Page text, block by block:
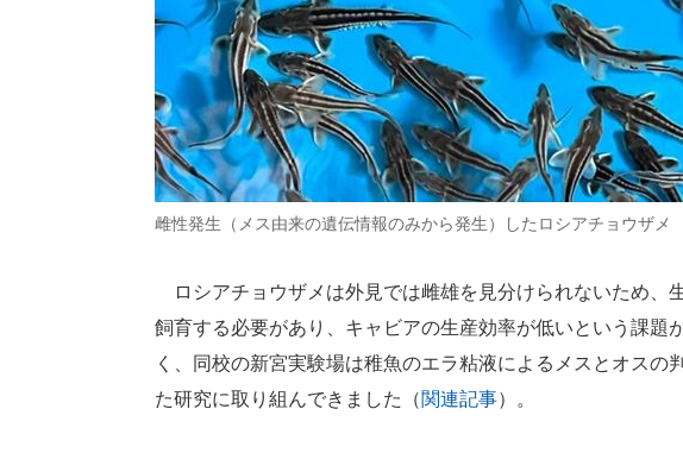
雌性発生（メス由来の遺伝情報のみから発生）したロシアチョウザメ
ロシアチョウザメは外見では雌雄を見分けられないため、
飼育する必要があり、キャビアの生産効率が低いという課題
く、同校の新宮実験場は稚魚のエラ粘液によるメスとオスの
た研究に取り組んできました（関連記事）。